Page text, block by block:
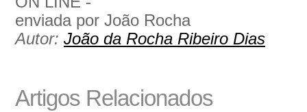
enviada por João Rocha
Autor: João da Rocha Ribeiro Dias
Artigos Relacionados